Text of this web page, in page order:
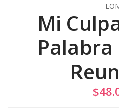
Mi
Palabra